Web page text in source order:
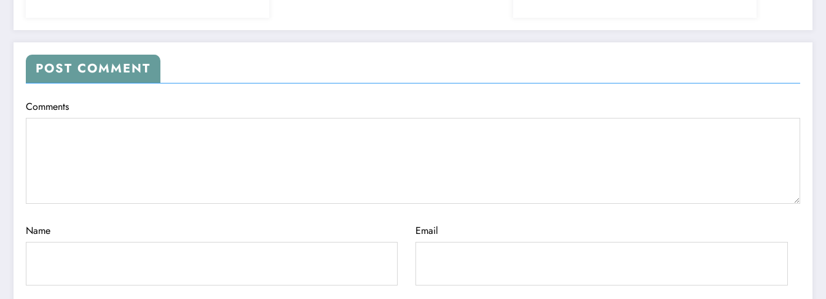
POST COMMENT
Comments
Name Email